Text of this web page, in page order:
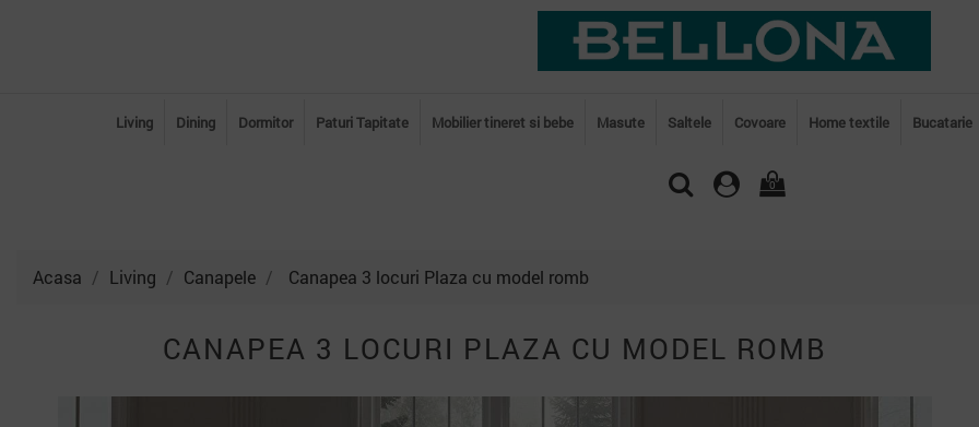
Living Dining Dormitor Paturi Tapitate Mobilier tineret si bebe Masute Saltele Covoare Home textile Bucatarie
0
Acasa Living Canapele Canapea 3 locuri Plaza cu model romb
CANAPEA 3 LOCURI PLAZA CU MODEL ROMB